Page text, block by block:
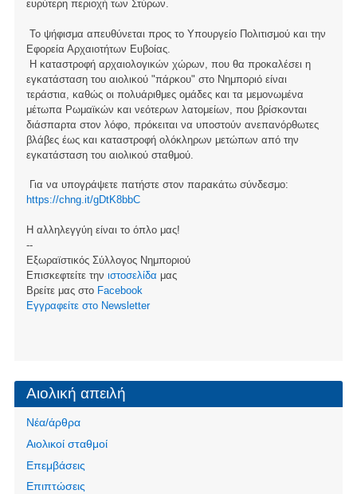
ευρύτερη περιοχή των Στύρων.
Το ψήφισμα απευθύνεται προς το Υπουργείο Πολιτισμού και την
Εφορεία Αρχαιοτήτων Ευβοίας.
Η καταστροφή αρχαιολογικών χώρων, που θα προκαλέσει η
εγκατάσταση του αιολικού "πάρκου" στο Νημποριό είναι
τεράστια, καθώς οι πολυάριθμες ομάδες και τα μεμονωμένα
μέτωπα Ρωμαϊκών και νεότερων λατομείων, που βρίσκονται
διάσπαρτα στον λόφο, πρόκειται να υποστούν ανεπανόρθωτες
βλάβες έως και καταστροφή ολόκληρων μετώπων από την
εγκατάσταση του αιολικού σταθμού.
Για να υπογράψετε πατήστε στον παρακάτω σύνδεσμο:
https://chng.it/gDtK8bbC
Η αλληλεγγύη είναι το όπλο μας!
--
Εξωραϊστικός Σύλλογος Νημποριού
Επισκεφτείτε την ιστοσελίδα μας
Βρείτε μας στο Facebook
Eγγραφείτε στο Newsletter
Αιολική απειλή
Νέα/άρθρα
Αιολικοί σταθμοί
Επεμβάσεις
Επιπτώσεις